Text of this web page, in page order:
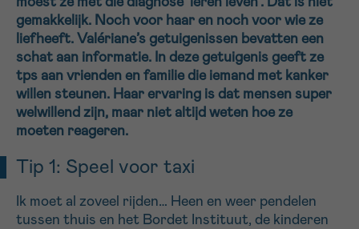
gemakkelijk. Noch voor haar en noch voor wie ze
liefheeft. Valériane’s getuigenissen bevatten een
schat aan informatie. In deze getuigenis geeft ze
tps aan vrienden en familie die iemand met kanker
willen steunen. Haar ervaring is dat mensen super
welwillend zijn, maar niet altijd weten hoe ze
moeten reageren.
Tip 1: Speel voor taxi
Ik moet al zoveel rijden… Heen en weer pendelen
tussen thuis en het Bordet Instituut, de kinderen
VOORNAAM
EMAIL
MIJN VRAAG
16h-18h
Verder